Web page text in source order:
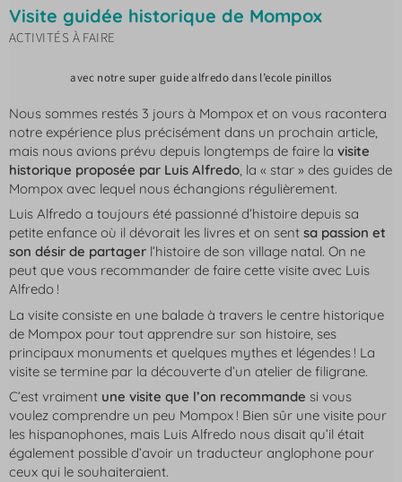
Visite guidée historique de Mompox
ACTIVITÉS À FAIRE
avec notre super guide alfredo dans l’ecole pinillos
Nous sommes restés 3 jours à Mompox et on vous racontera
notre expérience plus précisément dans un prochain article,
mais nous avions prévu depuis longtemps de faire la visite
historique proposée par Luis Alfredo , la « star » des guides de
Mompox avec lequel nous échangions régulièrement.
Luis Alfredo a toujours été passionné d’histoire depuis sa
petite enfance où il dévorait les livres et on sent sa passion et
son désir de partager l’histoire de son village natal. On ne
peut que vous recommander de faire cette visite avec Luis
Alfredo !
La visite consiste en une balade à travers le centre historique
de Mompox pour tout apprendre sur son histoire, ses
principaux monuments et quelques mythes et légendes ! La
visite se termine par la découverte d’un atelier de filigrane.
C’est vraiment une visite que l’on recommande si vous
voulez comprendre un peu Mompox ! Bien sûr une visite pour
les hispanophones, mais Luis Alfredo nous disait qu’il était
également possible d’avoir un traducteur anglophone pour
ceux qui le souhaiteraient.